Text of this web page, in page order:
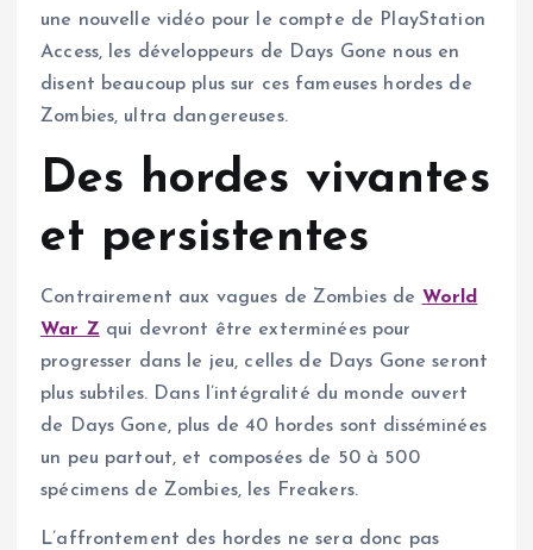
une nouvelle vidéo pour le compte de PlayStation
Access, les développeurs de Days Gone nous en
disent beaucoup plus sur ces fameuses hordes de
Zombies, ultra dangereuses.
Des hordes vivantes
et persistentes
Contrairement aux vagues de Zombies de World
War Z qui devront être exterminées pour
progresser dans le jeu, celles de Days Gone seront
plus subtiles. Dans l’intégralité du monde ouvert
de Days Gone, plus de 40 hordes sont disséminées
un peu partout, et composées de 50 à 500
spécimens de Zombies, les Freakers.
L’affrontement des hordes ne sera donc pas